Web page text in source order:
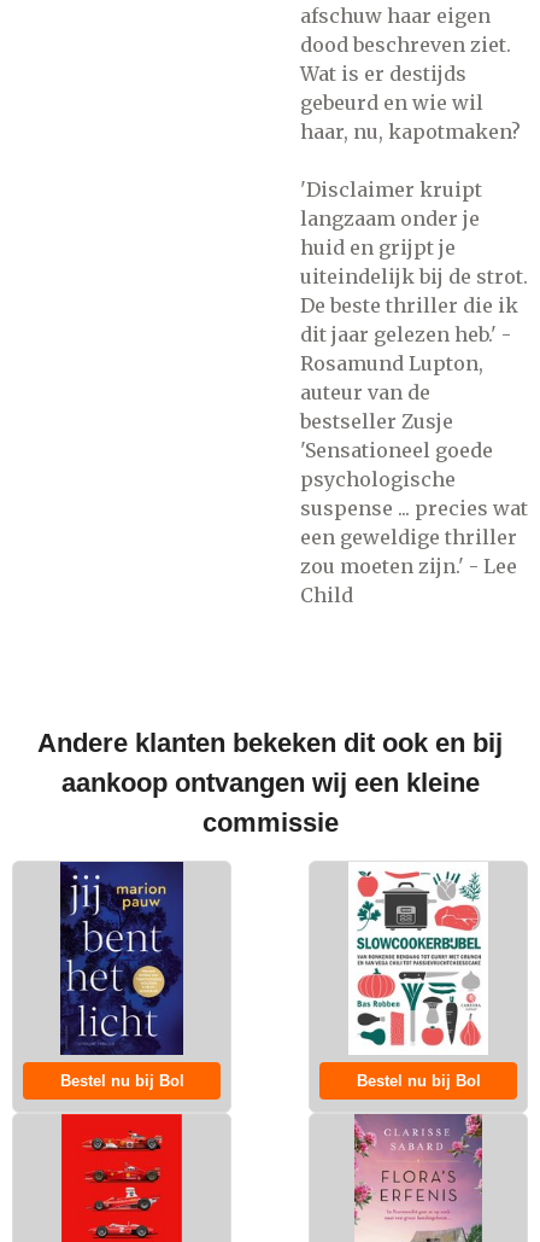
afschuw haar eigen
dood beschreven ziet.
Wat is er destijds
gebeurd en wie wil
haar, nu, kapotmaken?
'Disclaimer kruipt
langzaam onder je
huid en grijpt je
uiteindelijk bij de strot.
De beste thriller die ik
dit jaar gelezen heb.' -
Rosamund Lupton,
auteur van de
bestseller Zusje
'Sensationeel goede
psychologische
suspense ... precies wat
een geweldige thriller
zou moeten zijn.' - Lee
Child
Andere klanten bekeken dit ook en bij
aankoop ontvangen wij een kleine
commissie
Bestel nu bij Bol Bestel nu bij Bol